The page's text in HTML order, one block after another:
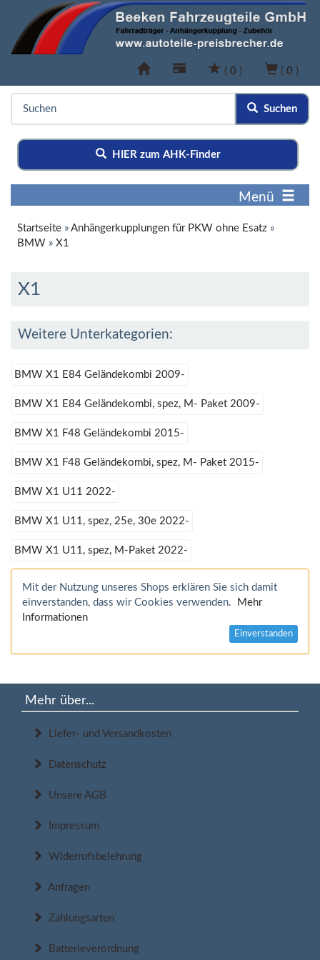
( 0 ) ( 0 )
Suchen
HIER zum AHK-Finder
Menü
Startseite » Anhängerkupplungen für PKW ohne Esatz »
BMW » X1
X1
Weitere Unterkategorien:
BMW X1 E84 Geländekombi 2009-
BMW X1 E84 Geländekombi, spez, M- Paket 2009-
BMW X1 F48 Geländekombi 2015-
BMW X1 F48 Geländekombi, spez, M- Paket 2015-
BMW X1 U11 2022-
BMW X1 U11, spez, 25e, 30e 2022-
BMW X1 U11, spez, M-Paket 2022-
Mit der Nutzung unseres Shops erklären Sie sich damit
einverstanden, dass wir Cookies verwenden.
Mehr
Informationen
Einverstanden
Mehr über...
Liefer- und Versandkosten
Datenschutz
Unsere AGB
Impressum
Widerrufsbelehrung
Anfragen
Zahlungsarten
Batterieverordnung